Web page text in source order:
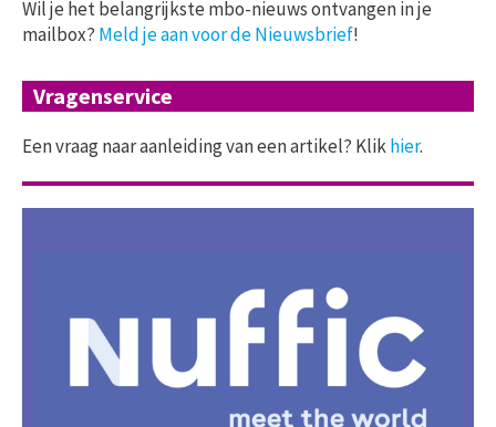
Wil je het belangrijkste mbo-nieuws ontvangen in je
mailbox? Meld je aan voor de Nieuwsbrief!
Vragenservice
Een vraag naar aanleiding van een artikel? Klikhier.